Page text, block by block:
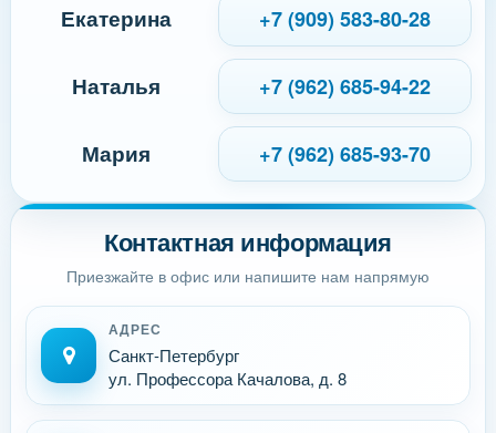
Контактная информация
Приезжайте в офис или напишите нам напрямую
АДРЕС
Санкт-Петербург
ул. Профессора Качалова, д. 8
Екатерина +7 (909) 583-80-28
Наталья +7 (962) 685-94-22
Мария +7 (962) 685-93-70